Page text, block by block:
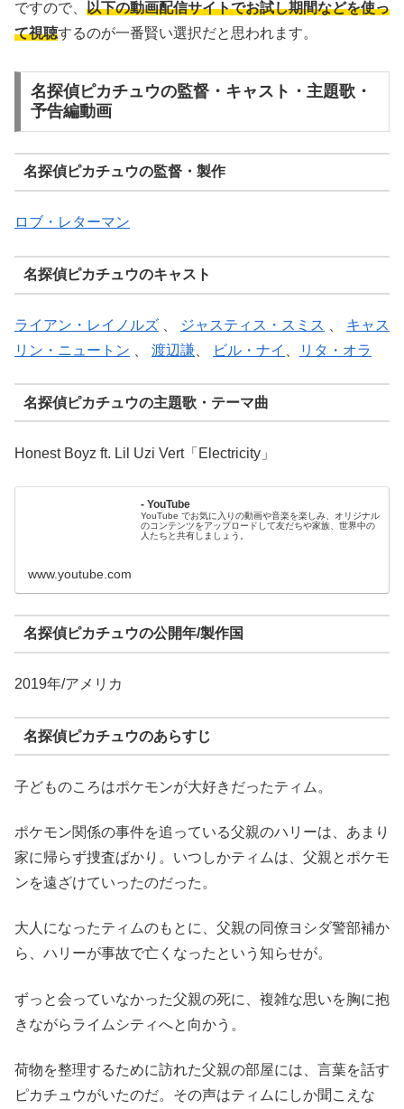
ですので、 以下の動画配信サイトでお試し期間などを使っ
て視聴するのが一番賢い選択だと思われます。
名探偵ピカチュウの監督・キャスト・主題歌・
予告編動画
名探偵ピカチュウの監督・製作
ロブ・レターマン
名探偵ピカチュウのキャスト
ライアン・レイノルズ ジャスティス・スミス
キャス
リン・ニュートン
渡辺謙 ビル・ナイ リタ・オラ
名探偵ピカチュウの主題歌・テーマ曲
Honest Boyz ft. Lil Uzi Vert「Electricity」
- YouTube
YouTube でお気に入りの動画や音楽を楽しみ、オリジナル
のコンテンツをアップロードして友だちや家族、世界中の
人たちと共有しましょう。
www.youtube.com
名探偵ピカチュウの公開年/製作国
2019年/アメリカ
名探偵ピカチュウのあらすじ
子どものころはポケモンが大好きだったティム。
ポケモン関係の事件を追っている父親のハリーは、あまり
家に帰らず捜査ばかり。いつしかティムは、父親とポケモ
ンを遠ざけていったのだった。
大人になったティムのもとに、父親の同僚ヨシダ警部補か
ら、ハリーが事故で亡くなったという知らせが。
ずっと会っていなかった父親の死に、複雑な思いを胸に抱
きながらライムシティへと向かう。
荷物を整理するために訪れた父親の部屋には、言葉を話す
ピカチュウがいたのだ。その声はティムにしか聞こえな